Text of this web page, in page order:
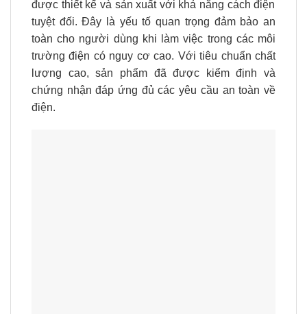
được thiết kế và sản xuất với khả năng cách điện
tuyệt đối. Đây là yếu tố quan trọng đảm bảo an
toàn cho người dùng khi làm việc trong các môi
trường điện có nguy cơ cao. Với tiêu chuẩn chất
lượng cao, sản phẩm đã được kiểm định và
chứng nhận đáp ứng đủ các yêu cầu an toàn về
điện.